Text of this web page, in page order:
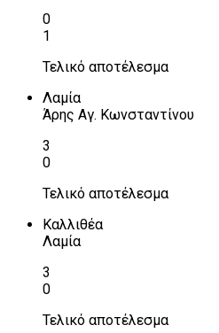
0
1
Τελικό αποτέλεσμα
Λαμία
Άρης Αγ. Κωνσταντίνου
3
0
Τελικό αποτέλεσμα
Καλλιθέα
Λαμία
3
0
Τελικό αποτέλεσμα